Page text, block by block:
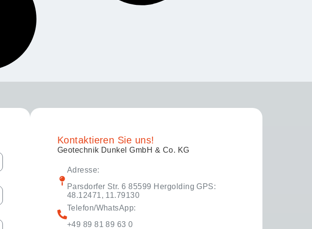
Kontaktieren Sie uns!
Geotechnik Dunkel GmbH & Co. KG
Adresse:
Parsdorfer Str. 6 85599 Hergolding GPS:
48.12471, 11.79130
Telefon/WhatsApp:
+49 89 81 89 63 0